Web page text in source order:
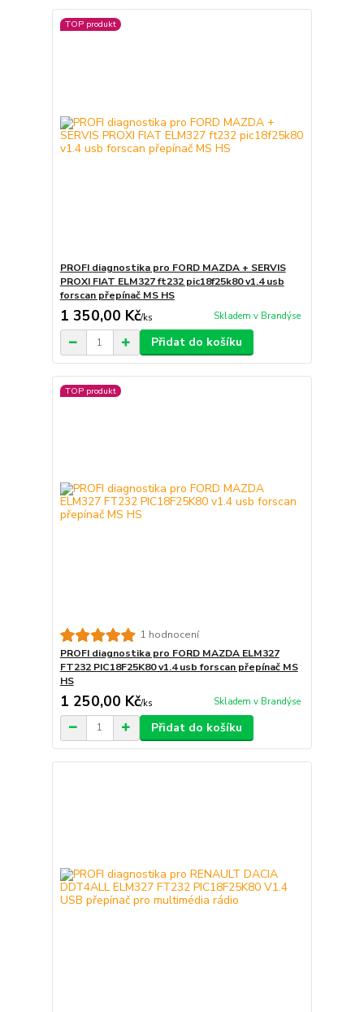
TOP produkt
PROFI diagnostika pro FORD MAZDA + SERVIS
PROXI FIAT ELM327 ft232 pic18f25k80 v1.4 usb
forscan přepínač MS HS
1 350,00 Kč/ks Skladem v Brandýse
Přidat do košíku
TOP produkt
1 hodnocení
PROFI diagnostika pro FORD MAZDA ELM327
FT232 PIC18F25K80 v1.4 usb forscan přepínač MS
HS
1 250,00 Kč/ks Skladem v Brandýse
Přidat do košíku